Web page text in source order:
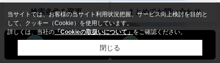
アパート
検索条件を変更 まとめてお問い合わせ
当サイトでは、お客様の当サイト利用状況把握、サービス向上検討を目的と
して、クッキー（Cookie）を使用しています。
詳しくは、当社の「Cookieの取扱いについて」をご確認ください。
閉じる